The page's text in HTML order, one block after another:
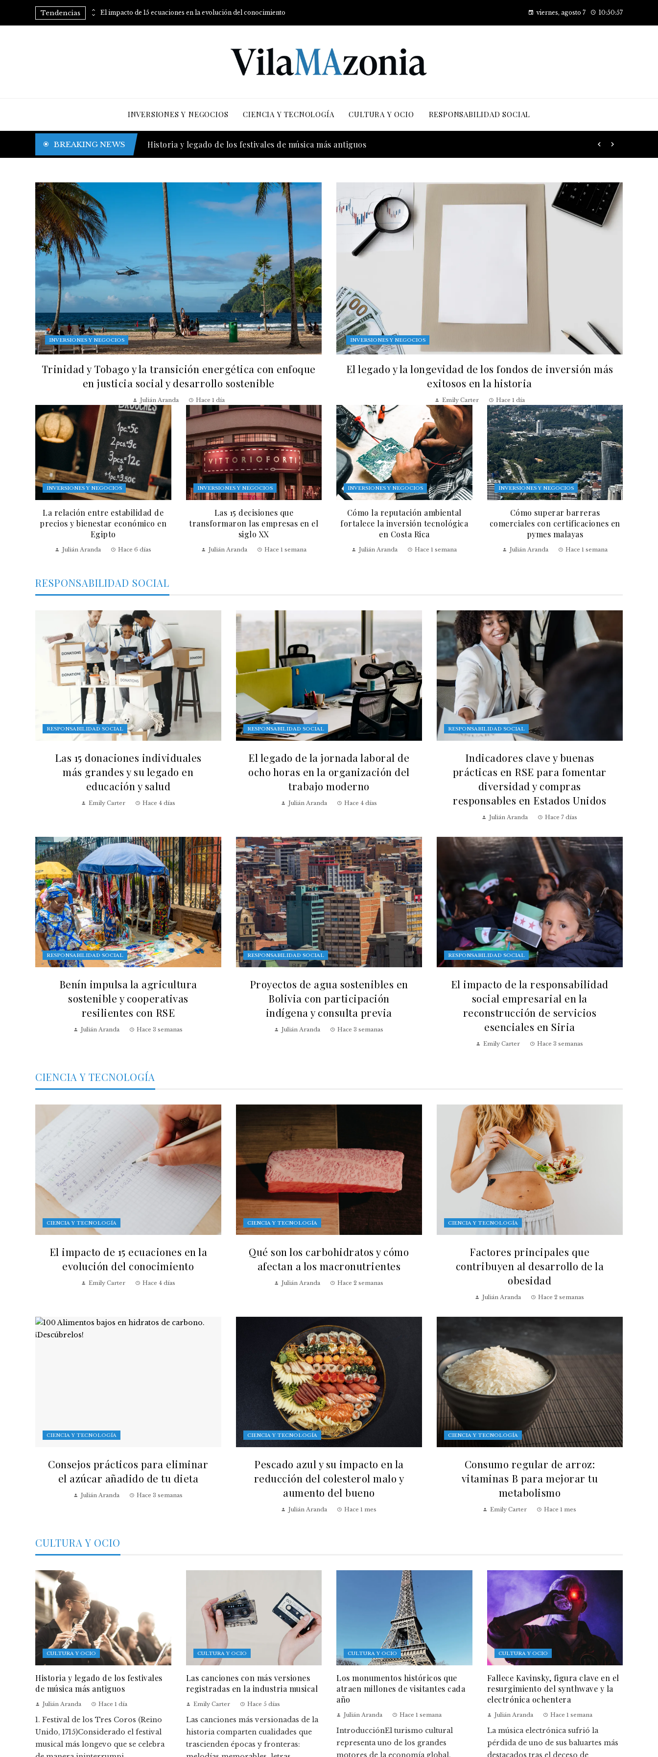
Tendencias Pescado azul y su impacto en la reducción del colesterol malo y aumento del bueno El impacto de 15 ecuaciones en la evolución del conocimiento viernes, agosto 7 10:50:59
INVERSIONES Y NEGOCIOS CIENCIA Y TECNOLOGÍA CULTURA Y OCIO RESPONSABILIDAD SOCIAL
BREAKING NEWS Trinidad y Tobago y la transición energética con enfoque en justicia social y desarrollo sostenible
INVERSIONES Y NEGOCIOS
Trinidad y Tobago y la transición energética con enfoque
en justicia social y desarrollo sostenible
Julián Aranda Hace 1 día
INVERSIONES Y NEGOCIOS
El legado y la longevidad de los fondos de inversión más
exitosos en la historia
Emily Carter Hace 1 día
INVERSIONES Y NEGOCIOS
La relación entre estabilidad de
precios y bienestar económico en
Egipto
Julián Aranda Hace 6 días
INVERSIONES Y NEGOCIOS
Las 15 decisiones que
transformaron las empresas en el
siglo XX
Julián Aranda Hace 1 semana
INVERSIONES Y NEGOCIOS
Cómo la reputación ambiental
fortalece la inversión tecnológica
en Costa Rica
Julián Aranda Hace 1 semana
INVERSIONES Y NEGOCIOS
Cómo superar barreras
comerciales con certificaciones en
pymes malayas
Julián Aranda Hace 1 semana
RESPONSABILIDAD SOCIAL
RESPONSABILIDAD SOCIAL
Las 15 donaciones individuales
más grandes y su legado en
educación y salud
Emily Carter Hace 4 días
RESPONSABILIDAD SOCIAL
El legado de la jornada laboral de
ocho horas en la organización del
trabajo moderno
Julián Aranda Hace 4 días
RESPONSABILIDAD SOCIAL
Indicadores clave y buenas
prácticas en RSE para fomentar
diversidad y compras
responsables en Estados Unidos
Julián Aranda Hace 7 días
RESPONSABILIDAD SOCIAL
Benín impulsa la agricultura
sostenible y cooperativas
resilientes con RSE
Julián Aranda Hace 3 semanas
RESPONSABILIDAD SOCIAL
Proyectos de agua sostenibles en
Bolivia con participación
indígena y consulta previa
Julián Aranda Hace 3 semanas
RESPONSABILIDAD SOCIAL
El impacto de la responsabilidad
social empresarial en la
reconstrucción de servicios
esenciales en Siria
Emily Carter Hace 3 semanas
CIENCIA Y TECNOLOGÍA
CIENCIA Y TECNOLOGÍA
El impacto de 15 ecuaciones en la
evolución del conocimiento
Emily Carter Hace 4 días
CIENCIA Y TECNOLOGÍA
Qué son los carbohidratos y cómo
afectan a los macronutrientes
Julián Aranda Hace 2 semanas
CIENCIA Y TECNOLOGÍA
Factores principales que
contribuyen al desarrollo de la
obesidad
Julián Aranda Hace 2 semanas
CIENCIA Y TECNOLOGÍA
Consejos prácticos para eliminar
el azúcar añadido de tu dieta
Julián Aranda Hace 3 semanas
CIENCIA Y TECNOLOGÍA
Pescado azul y su impacto en la
reducción del colesterol malo y
aumento del bueno
Julián Aranda Hace 1 mes
CIENCIA Y TECNOLOGÍA
Consumo regular de arroz:
vitaminas B para mejorar tu
metabolismo
Emily Carter Hace 1 mes
CULTURA Y OCIO
CULTURA Y OCIO
Historia y legado de los festivales
de música más antiguos
Julián Aranda Hace 1 día
1. Festival de los Tres Coros (Reino
Unido, 1715)Considerado el festival
musical más longevo que se celebra
CULTURA Y OCIO
Las canciones con más versiones
registradas en la industria musical
Emily Carter Hace 5 días
Las canciones más versionadas de la
historia comparten cualidades que
trascienden épocas y fronteras:
CULTURA Y OCIO
Los monumentos históricos que
atraen millones de visitantes cada
año
Julián Aranda Hace 1 semana
IntroducciónEl turismo cultural
representa uno de los grandes
motores de la economía global.
CULTURA Y OCIO
Fallece Kavinsky, figura clave en el
resurgimiento del synthwave y la
electrónica ochentera
Julián Aranda Hace 1 semana
La música electrónica sufrió la
pérdida de uno de sus baluartes más
destacados tras el deceso de